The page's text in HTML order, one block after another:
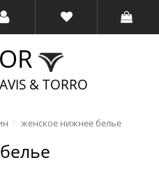
& TORRO
женское нижнее белье